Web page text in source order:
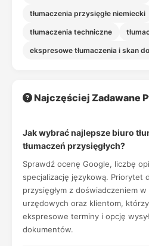
tłumaczenia przysięgłe niemiecki
tłumaczenia techniczne
ekspresowe tłumaczenia i skan
Najczęściej Zadawane
Jak wybrać najlepsze biuro
tłumaczeń przysięgłych?
Sprawdź ocenę Google, liczbę
specjalizację językową. Priorytet
przysięgłym z doświadczeniem
urzędowych oraz klientom,
ekspresowe terminy i opcję
dokumentów.